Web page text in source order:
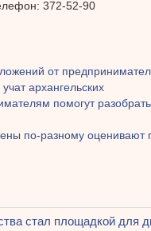
372-52-90
от
архангельских
помогут
по-разному оценивают
стал площадкой для